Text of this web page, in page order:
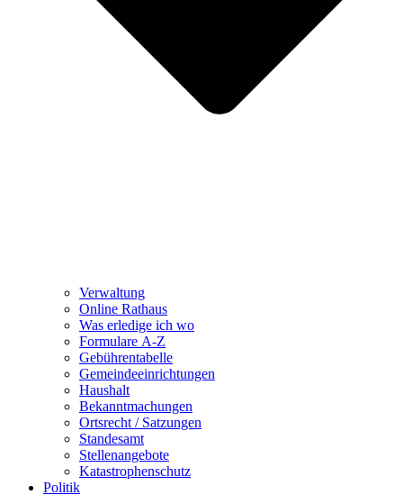
Verwaltung
Online Rathaus
Was erledige ich wo
Formulare A-Z
Gebührentabelle
Gemeindeeinrichtungen
Haushalt
Bekanntmachungen
Ortsrecht / Satzungen
Standesamt
Stellenangebote
Katastrophenschutz
Politik